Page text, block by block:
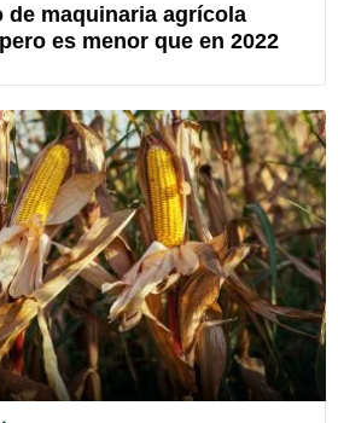
de maquinaria agrícola
es menor que en 2022